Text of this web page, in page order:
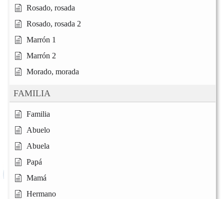
Rosado, rosada
Rosado, rosada 2
Marrón 1
Marrón 2
Morado, morada
FAMILIA
Familia
Abuelo
Abuela
Papá
Mamá
Hermano